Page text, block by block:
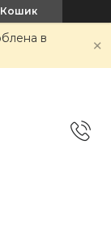
Кошик
в